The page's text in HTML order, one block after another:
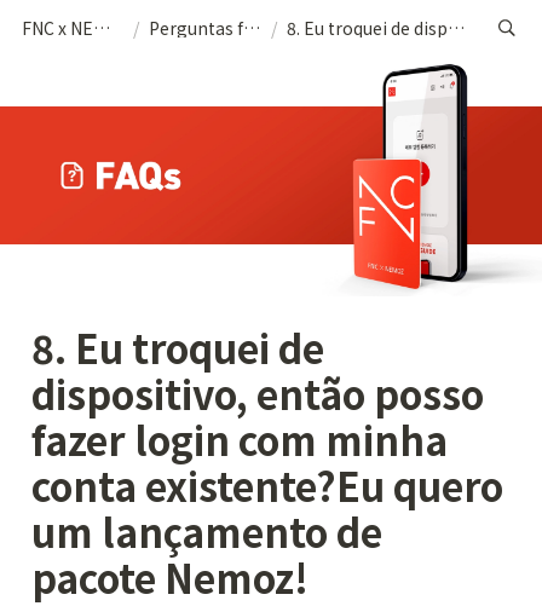
FNC x NEMOZ (POR) / Perguntas frequentes / 8. Eu troquei de dispositivo, então posso fazer login com minha conta existente?Eu quero um lançamento de pacote Nemoz!
8. Eu troquei de
dispositivo, então posso
fazer login com minha
conta existente?Eu quero
um lançamento de
pacote Nemoz!